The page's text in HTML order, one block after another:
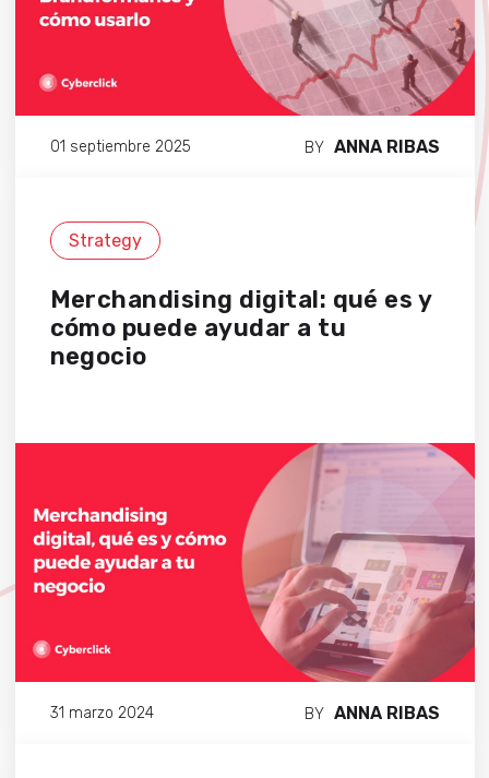
01 septiembre 2025 BY ANNA RIBAS
Strategy
Merchandising digital: qué es y
cómo puede ayudar a tu
negocio
31 marzo 2024 BY ANNA RIBAS